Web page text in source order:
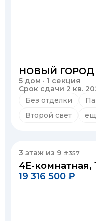
НОВЫЙ ГОРОД
5 дом · 1 секция
Срок сдачи 2 кв.
Без отделки
Второй свет
3 этаж из 9 #357
4Е-комнатная,
19 316 500 ₽